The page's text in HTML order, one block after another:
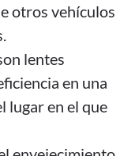
otros vehículos
lentes
en una
lugar en el que